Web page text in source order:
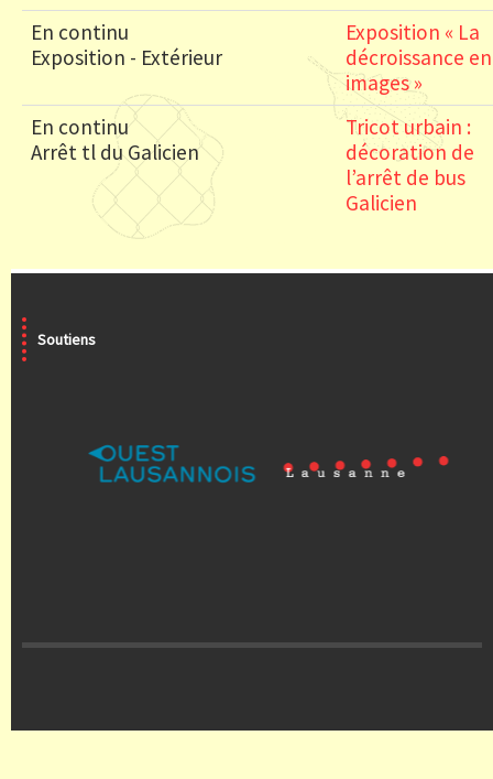
En continu
Exposition - Extérieur
Exposition « La
décroissance en
images »
En continu
Arrêt tl du Galicien
Tricot urbain :
décoration de
l’arrêt de bus
Galicien
Soutiens